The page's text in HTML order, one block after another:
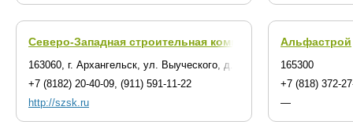
Северо-Западная строительная компания
(г. Архангельск)
163060, г. Архангельск, ул. Выуческого, д. 25, оф. 1
+7 (8182) 20-40-09, (911) 591-11-22
http://szsk.ru
Альфастрой
165300
+7 (818) 372-
—